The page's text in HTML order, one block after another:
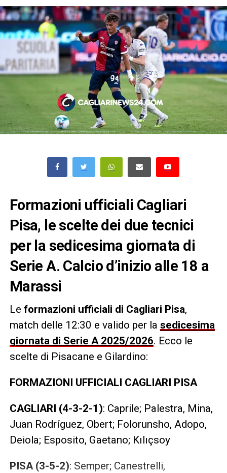
Formazioni ufficiali Cagliari
Pisa, le scelte dei due tecnici
per la sedicesima giornata di
Serie A. Calcio d’inizio alle 18 a
Marassi
Le formazioni ufficiali di Cagliari Pisa,
match delle 12:30 e valido per la sedicesima
giornata di Serie A 2025/2026. Ecco le
scelte di Pisacane e Gilardino:
FORMAZIONI UFFICIALI CAGLIARI PISA
CAGLIARI (4-3-2-1): Caprile; Palestra, Mina,
Juan Rodríguez, Obert; Folorunsho, Adopo,
Deiola; Esposito, Gaetano; Kılıçsoy
PISA (3-5-2): Semper; Canestrelli,